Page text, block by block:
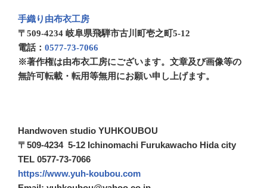
手織り由布衣工房
〒509-4234 岐阜県飛騨市古川町壱之町5-12
電話： 0577-73-7066
※著作権は由布衣工房にございます。文章及び画像等の
無許可転載・転用等無用にお願い申し上げます。
Handwoven studio YUHKOUBOU
〒509-4234 5-12 Ichinomachi Furukawacho Hida city
TEL 0577-73-7066
https://www.yuh-koubou.com